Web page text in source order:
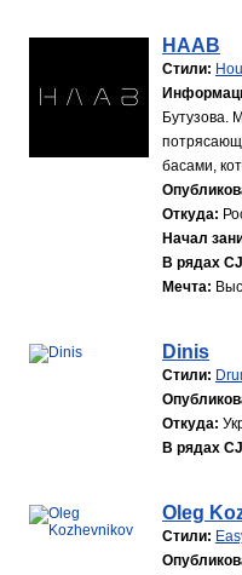
HAAB
Стили:
Бутузова.
басами,
Откуда:
Начал
В рядах
Мечта:
Dinis
Стили:
Откуда:
В рядах
Oleg
Стили: